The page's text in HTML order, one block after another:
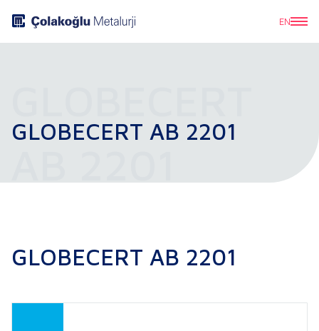
EN
GLOBECERT AB 2201
GLOBECERT AB 2201